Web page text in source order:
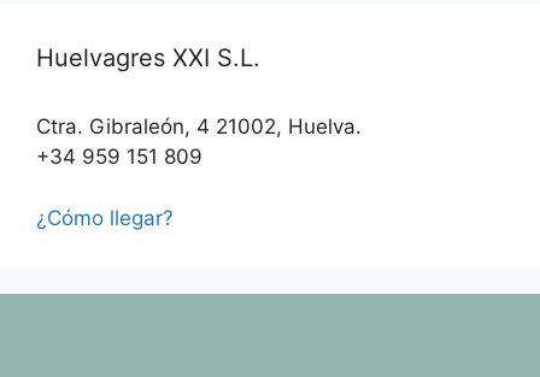
Huelvagres XXI S.L.
Ctra. Gibraleón, 4 21002, Huelva.
+34 959 151 809
¿Cómo llegar?